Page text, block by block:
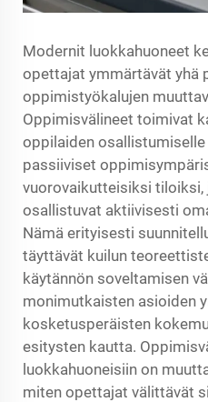
Modernit luokkahuoneet
opettajat ymmärtävät yhä
oppimistyökalujen
Oppimisvälineet toimivat
oppilaiden
passiiviset
vuorovaikutteisiksi tiloiksi,
osallistuvat aktiivisesti
Nämä erityisesti
täyttävät kuilun
käytännön soveltamisen
monimutkaisten asioiden
kosketusperäisten
esitysten kautta.
luokkahuoneisiin on
miten opettajat välittävät